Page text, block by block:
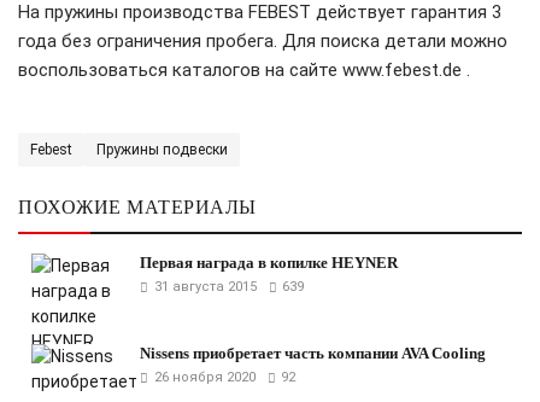
На пружины производства FEBEST действует гарантия 3
года без ограничения пробега. Для поиска детали можно
воспользоваться каталогов на сайте www.febest.de .
Febest Пружины подвески
ПОХОЖИЕ МАТЕРИАЛЫ
Первая награда в копилке HEYNER
31 августа 2015 639
Nissens приобретает часть компании AVA Cooling
26 ноября 2020 92